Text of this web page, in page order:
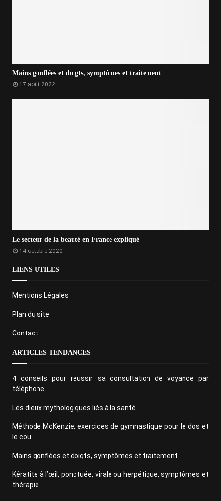
Mains gonflées et doigts, symptômes et traitement
17 août 2022
Le secteur de la beauté en France expliqué
14 octobre 2020
LIENS UTILES
Mentions Légales
Plan du site
Contact
ARTICLES TENDANCES
4 conseils pour réussir sa consultation de voyance par
téléphone
Les dieux mythologiques liés à la santé
Méthode McKenzie, exercices de gymnastique pour le dos et
le cou
Mains gonflées et doigts, symptômes et traitement
Kératite à l’œil, ponctuée, virale ou herpétique, symptômes et
thérapie